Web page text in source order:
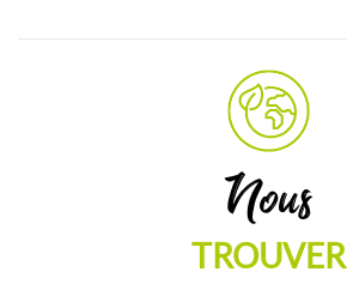
Nous
TROUVER